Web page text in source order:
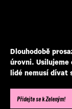
Dlouhodobě
úrovni. Usilujeme
lidé nemusí dívat
Přidejte se k Zeleným!